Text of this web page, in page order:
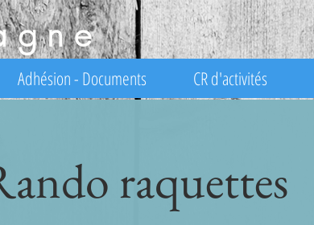
Adhésion - Documents CR d'activités
raquettes